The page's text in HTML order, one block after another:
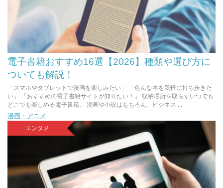
電子書籍おすすめ16選【2026】種類や選び方に
ついても解説！
「スマホやタブレットで漫画を楽しみたい」 「色んな本を気軽に持ち歩きた
い」 「おすすめの電子書籍サイトが知りたい！」 収納場所を取らずいつでも
どこでも楽しめる電子書籍。 漫画や小説はもちろん、ビジネス ...
漫画・アニメ
エンタメ